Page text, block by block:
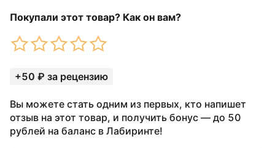
Покупали этот товар? Как он вам?
+50 ₽ за рецензию
Вы можете стать одним из первых, кто напишет
отзыв на этот товар, и получить бонус — до 50
рублей на баланс в Лабиринте!